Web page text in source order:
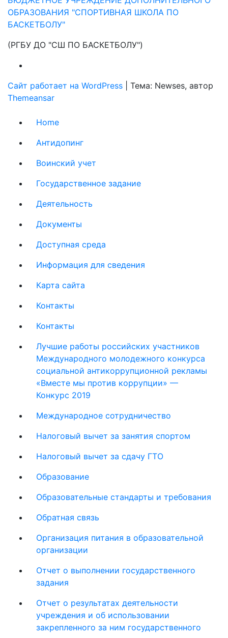
ОБРАЗОВАНИЯ "СПОРТИВНАЯ ШКОЛА ПО
БАСКЕТБОЛУ"
(РГБУ ДО "СШ ПО БАСКЕТБОЛУ")
Сайт работает на WordPress
Тема: Newses, автор
Themeansar
Home
Антидопинг
Воинский учет
Государственное задание
Деятельность
Документы
Доступная среда
Информация для сведения
Карта сайта
Контакты
Контакты
Лучшие работы российских участников
Международного молодежного конкурса
социальной антикоррупционной рекламы
«Вместе мы против коррупции» —
Конкурс 2019
Международное сотрудничество
Налоговый вычет за занятия спортом
Налоговый вычет за сдачу ГТО
Образование
Образовательные стандарты и требования
Обратная связь
Организация питания в образовательной
организации
Отчет о выполнении государственного
задания
Отчет о результатах деятельности
учреждения и об использовании
закрепленного за ним государственного